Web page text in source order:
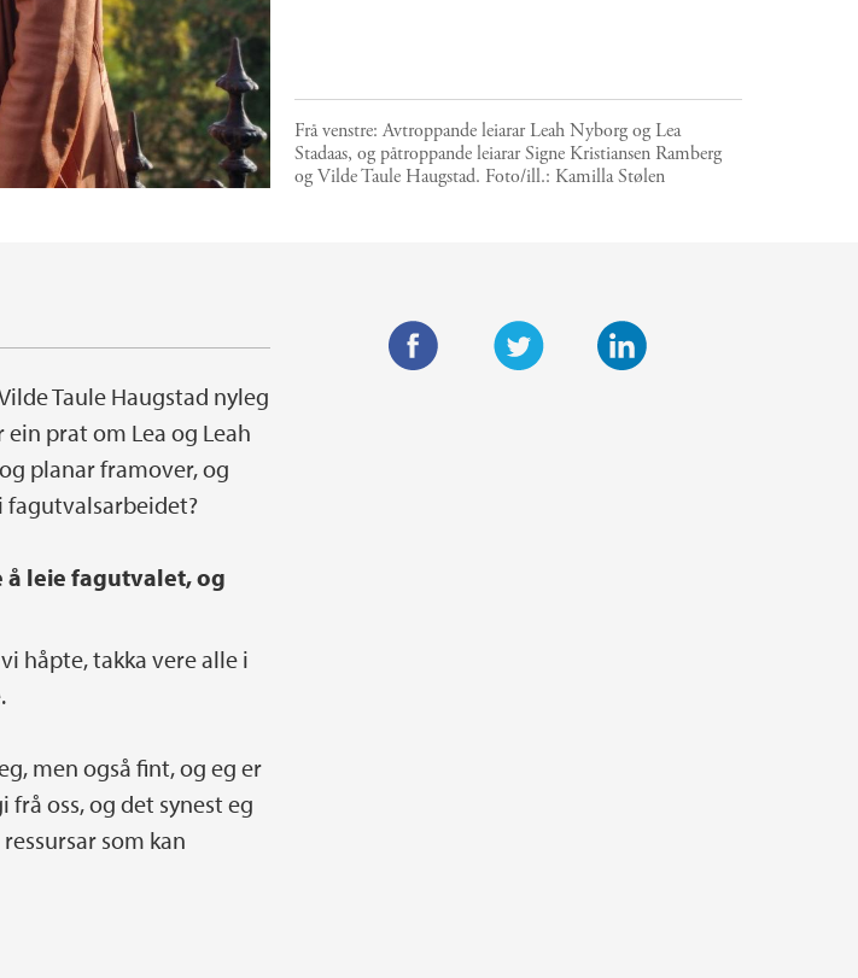
Frå venstre: Avtroppande leiarar Leah Nyborg og Lea
Stadaas, og påtroppande leiarar Signe Kristiansen Ramberg
og Vilde Taule Haugstad. Foto/ill.: Kamilla Stølen
Taule Haugstad nyleg
prat om Lea og Leah
planar framover, og
fagutvalsarbeidet?
å leie fagutvalet, og
håpte, takka vere alle i
men også fint, og eg er
oss, og det synest eg
som kan